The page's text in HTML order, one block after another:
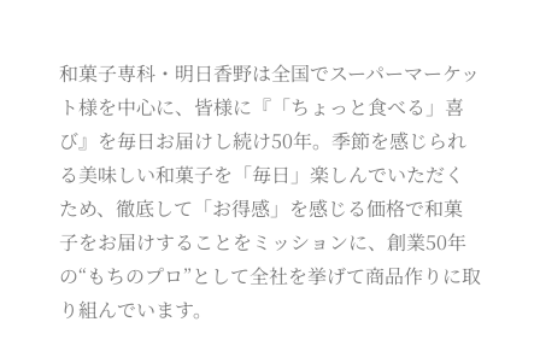
和菓子専科・明日香野は全国でスーパーマーケッ
ト様を中心に、皆様に『「ちょっと食べる」喜
び』を毎日お届けし続け50年。季節を感じられ
る美味しい和菓子を「毎日」楽しんでいただく
ため、徹底して「お得感」を感じる価格で和菓
子をお届けすることをミッションに、創業50年
の“もちのプロ”として全社を挙げて商品作りに取
り組んでいます。